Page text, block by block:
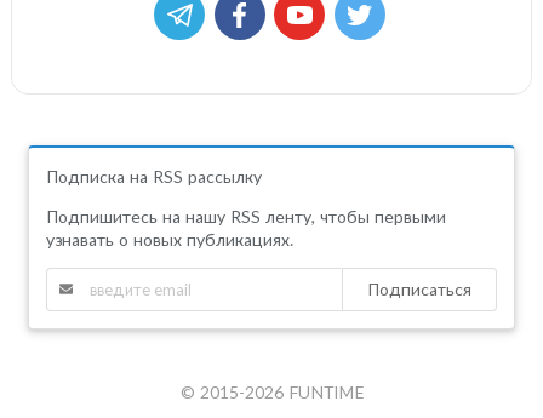
Подписка на RSS рассылку
Подпишитесь на нашу RSS ленту, чтобы первыми
узнавать о новых публикациях.
Подписаться
© 2015-2026 FUNTIME